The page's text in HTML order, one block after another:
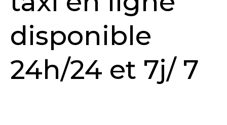
disponible
24h/24 et 7j/ 7